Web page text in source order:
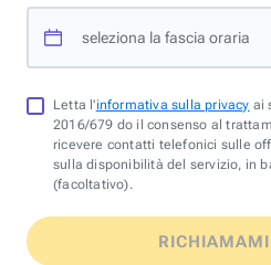
seleziona la fascia oraria
Letta l'informativa sulla privacy ai
2016/679 do il consenso al
ricevere contatti telefonici sulle
sulla disponibilità del servizio, in
(facoltativo).
RICHIAMAMI